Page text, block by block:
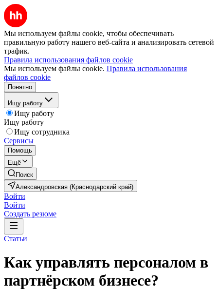
Мы используем файлы cookie, чтобы обеспечивать
правильную работу нашего веб-сайта и анализировать сетевой
трафик.
Правила использования файлов cookie
Мы используем файлы cookie. Правила использования
файлов cookie
Понятно
Ищу работу
Ищу работу
Ищу работу
Ищу сотрудника
Сервисы
Помощь
Ещё
Поиск
Александровская (Краснодарский край)
Войти
Войти
Создать резюме
Статьи
Как управлять персоналом в
партнёрском бизнесе?